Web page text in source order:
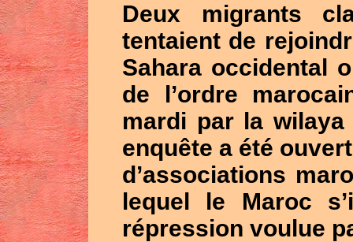
Deux migrants
tentaient de
Sahara occidental
de l’ordre
mardi par la wilaya
enquête a été
d’associations
lequel le Maroc
répression voulue